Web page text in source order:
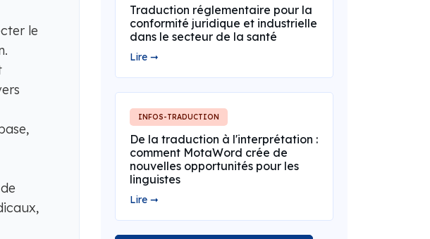
le
Traduction réglementaire pour la
conformité juridique et industrielle
dans le secteur de la santé
Lire ➞
INFOS-TRADUCTION
De la traduction à l'interprétation :
comment MotaWord crée de
nouvelles opportunités pour les
linguistes
Lire ➞